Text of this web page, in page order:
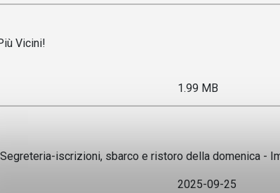
Vicini!
1.99 MB
iscrizioni, sbarco e ristoro della domenica -
2025-09-25